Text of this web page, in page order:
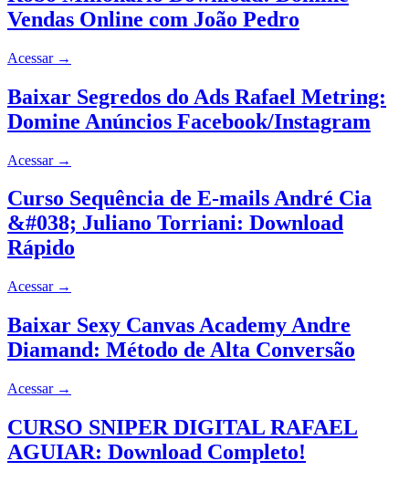
Vendas Online com João Pedro
Acessar →
Baixar Segredos do Ads Rafael Metring:
Domine Anúncios Facebook/Instagram
Acessar →
Curso Sequência de E-mails André Cia
&#038; Juliano Torriani: Download
Rápido
Acessar →
Baixar Sexy Canvas Academy Andre
Diamand: Método de Alta Conversão
Acessar →
CURSO SNIPER DIGITAL RAFAEL
AGUIAR: Download Completo!